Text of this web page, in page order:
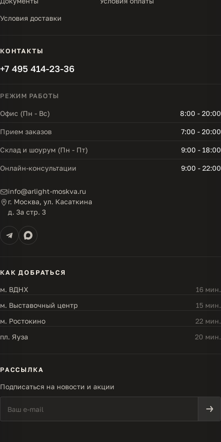
Условия доставки
КОНТАКТЫ
+7 495 414-23-36
РЕЖИМ РАБОТЫ
Офис (Пн - Вс) 8:00 - 20:00
Прием заказов 7:00 - 20:00
Склад и шоурум (Пн - Пт) 9:00 - 18:00
Онлайн-консультации 9:00 - 22:00
info@arlight-moskva.ru
г. Москва, ул. Касаткина
д. 3а стр. 3
КАК ДОБРАТЬСЯ
м. ВДНХ
16 мин.
м. Выставочный центр
15 мин.
м. Ростокино
22 мин.
пл. Яуза
20 мин.
РАССЫЛКА
Подписаться на новости и акции